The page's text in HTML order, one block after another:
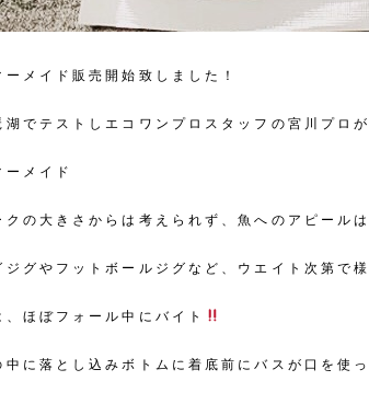
ーメイド販売開始致しました！
湖でテストしエコワンプロスタッフの宮川プロ
ーメイド
クの大きさからは考えられず、魚へのアピール
ジグやフットボールジグなど、ウエイト次第で
、ほぼフォール中にバイト
中に落とし込みボトムに着底前にバスが口を使